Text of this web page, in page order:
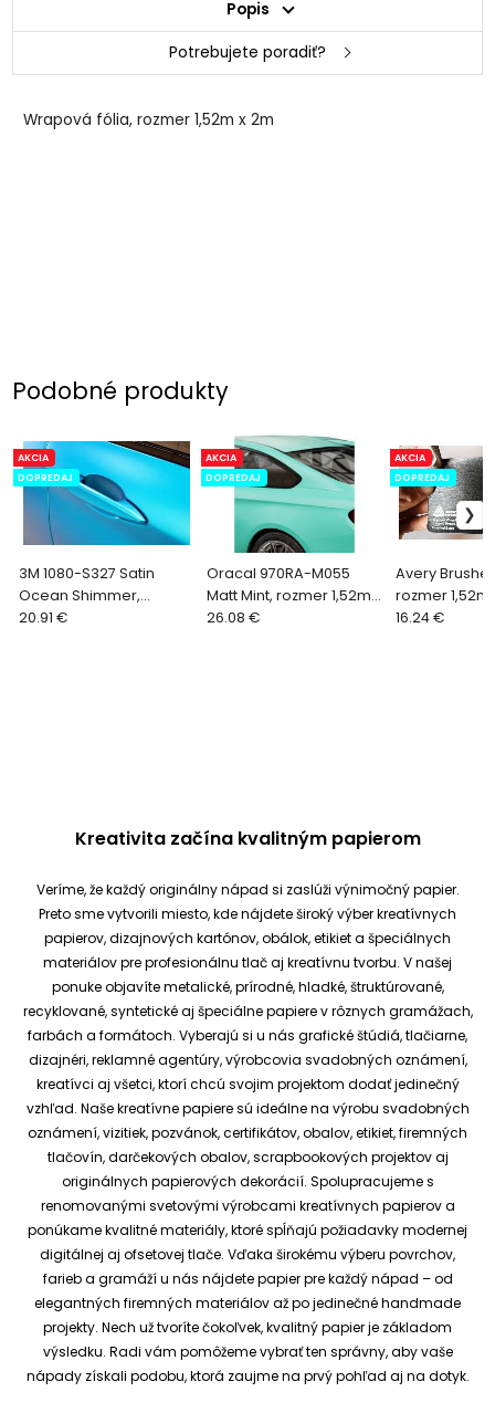
Popis
Potrebujete poradiť?
Wrapová fólia, rozmer 1,52m x 2m
Podobné produkty
3M 1080-S327 Satin
Ocean Shimmer,
rozmer 1,52m x 0,8m
AKCIA
DOPREDAJ
20.91 €
Oracal 970RA-M055
Matt Mint, rozmer 1,52m x
1m
AKCIA
DOPREDAJ
26.08 €
Avery
rozmer 1,52m
AKCIA
DOPREDAJ
16.24 €
Kreativita začína kvalitným papierom
Veríme, že každý originálny nápad si zaslúži výnimočný papier.
Preto sme vytvorili miesto, kde nájdete široký výber kreatívnych
papierov, dizajnových kartónov, obálok, etikiet a špeciálnych
materiálov pre profesionálnu tlač aj kreatívnu tvorbu. V našej
ponuke objavíte metalické, prírodné, hladké, štruktúrované,
recyklované, syntetické aj špeciálne papiere v rôznych gramážach,
farbách a formátoch. Vyberajú si u nás grafické štúdiá, tlačiarne,
dizajnéri, reklamné agentúry, výrobcovia svadobných oznámení,
kreatívci aj všetci, ktorí chcú svojim projektom dodať jedinečný
vzhľad. Naše kreatívne papiere sú ideálne na výrobu svadobných
oznámení, vizitiek, pozvánok, certifikátov, obalov, etikiet, firemných
tlačovín, darčekových obalov, scrapbookových projektov aj
originálnych papierových dekorácií. Spolupracujeme s
renomovanými svetovými výrobcami kreatívnych papierov a
ponúkame kvalitné materiály, ktoré spĺňajú požiadavky modernej
digitálnej aj ofsetovej tlače. Vďaka širokému výberu povrchov,
farieb a gramáží u nás nájdete papier pre každý nápad – od
elegantných firemných materiálov až po jedinečné handmade
projekty. Nech už tvoríte čokoľvek, kvalitný papier je základom
výsledku. Radi vám pomôžeme vybrať ten správny, aby vaše
nápady získali podobu, ktorá zaujme na prvý pohľad aj na dotyk.